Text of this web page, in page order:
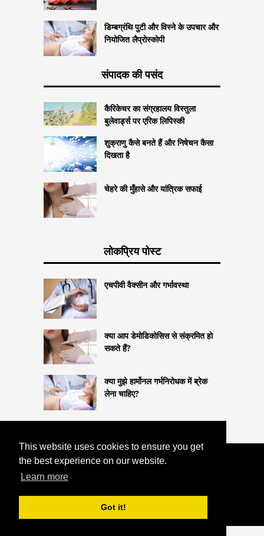
This website uses cookies to ensure you get
the best experience on our website.
Learn more
Got it!
डिम्बग्रंथि पुटी और विस्ने के उपचार और
नियोजित लैप्रोस्कोपी
संपादक की पसंद
कैरिकेचर का संग्रहालय विस्तुला
बुलेवार्ड्स पर एरिक लिपिस्की
शुक्राणु कैसे बनते हैं और निषेचन कैसा
दिखता है
चेहरे की मुँहासे और यांत्रिक सफाई
लोकप्रिय पोस्ट
एचपीवी वैक्सीन और गर्भावस्था
क्या आप डेमोडिकोसिस से संक्रमित हो
सकते हैं?
क्या मुझे हार्मोनल गर्भनिरोधक में ब्रेक
लेना चाहिए?
COPYRIGHT 2026
HTTPS://LIFESTYLEMED.NET
से सावधान! वे न केवल इंटरनेट के माध्यम से उपलब्ध
हैं!